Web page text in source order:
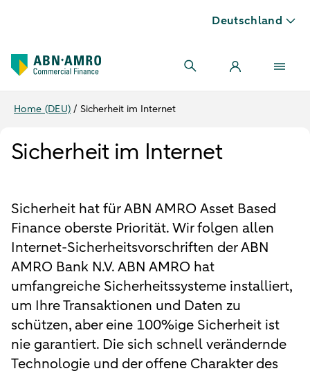
Deutschland
Home (DEU) /Sicherheit im Internet
Sicherheit im Internet
Sicherheit hat für ABN AMRO Asset Based
Finance oberste Priorität. Wir folgen allen
Internet-Sicherheitsvorschriften der ABN
AMRO Bank N.V. ABN AMRO hat
umfangreiche Sicherheitssysteme installiert,
um Ihre Transaktionen und Daten zu
schützen, aber eine 100%ige Sicherheit ist
nie garantiert. Die sich schnell verändernde
Technologie und der offene Charakter des